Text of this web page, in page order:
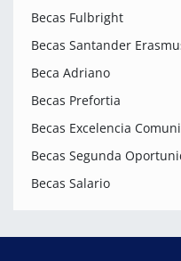
Becas Fulbright
Becas Santander
Beca Adriano
Becas Prefortia
Becas Excelencia
Becas Segunda
Becas Salario